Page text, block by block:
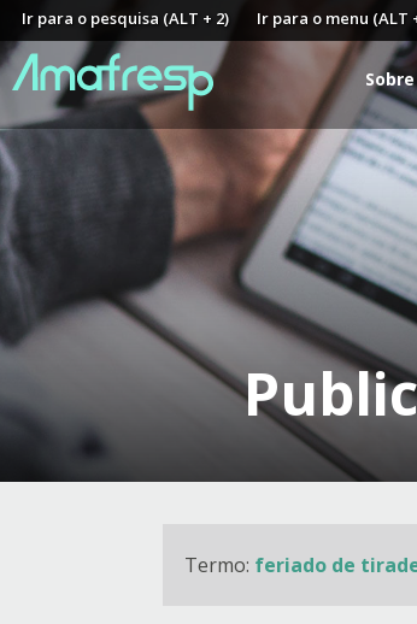
Ir para o pesquisa (ALT + 2) Ir para o menu (ALT
Termo: feriado de